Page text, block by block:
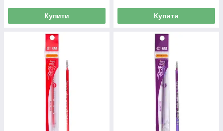
Купити Купити